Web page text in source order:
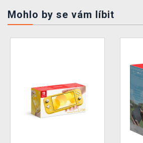
Mohlo by se vám líbit